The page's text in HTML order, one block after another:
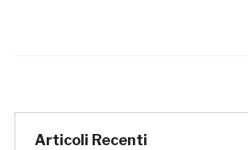
Articoli Recenti